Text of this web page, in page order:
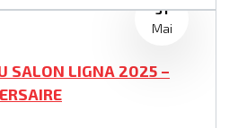
31
Mai
SALON LIGNA 2025 –